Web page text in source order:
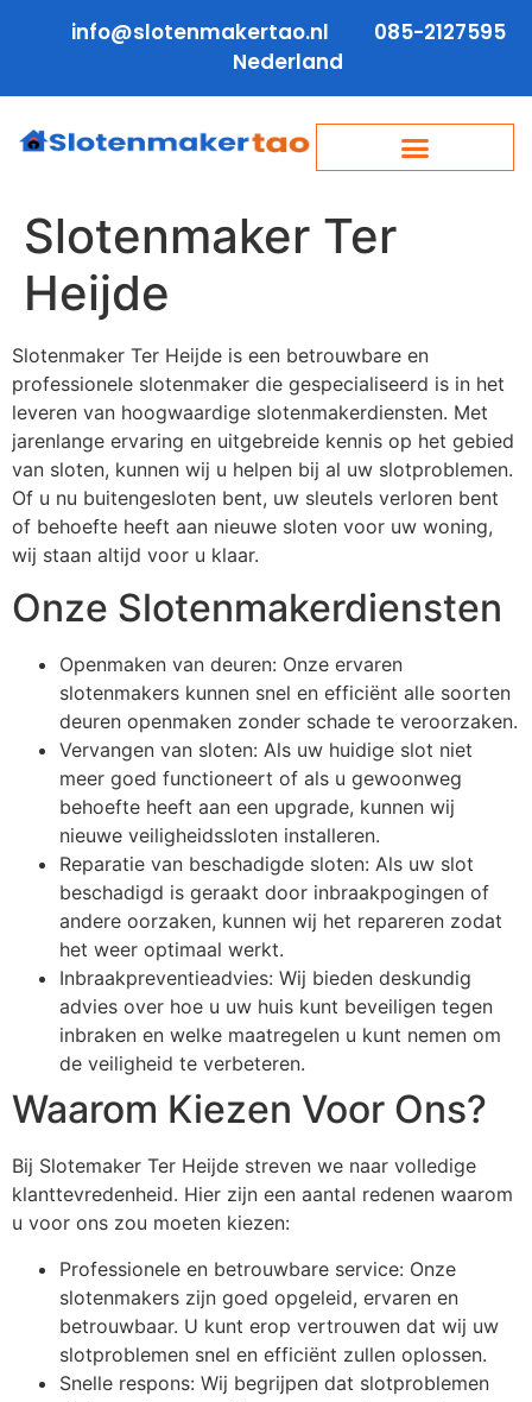
info@slotenmakertao.nl
085-2127595
Nederland
Slotenmaker Ter
Heijde
Slotenmaker Ter Heijde is een betrouwbare en
professionele slotenmaker die gespecialiseerd is in het
leveren van hoogwaardige slotenmakerdiensten. Met
jarenlange ervaring en uitgebreide kennis op het gebied
van sloten, kunnen wij u helpen bij al uw slotproblemen.
Of u nu buitengesloten bent, uw sleutels verloren bent
of behoefte heeft aan nieuwe sloten voor uw woning,
wij staan altijd voor u klaar.
Onze Slotenmakerdiensten
Openmaken van deuren: Onze ervaren
slotenmakers kunnen snel en efficiënt alle soorten
deuren openmaken zonder schade te veroorzaken.
Vervangen van sloten: Als uw huidige slot niet
meer goed functioneert of als u gewoonweg
behoefte heeft aan een upgrade, kunnen wij
nieuwe veiligheidssloten installeren.
Reparatie van beschadigde sloten: Als uw slot
beschadigd is geraakt door inbraakpogingen of
andere oorzaken, kunnen wij het repareren zodat
het weer optimaal werkt.
Inbraakpreventieadvies: Wij bieden deskundig
advies over hoe u uw huis kunt beveiligen tegen
inbraken en welke maatregelen u kunt nemen om
de veiligheid te verbeteren.
Waarom Kiezen Voor Ons?
Bij Slotemaker Ter Heijde streven we naar volledige
klanttevredenheid. Hier zijn een aantal redenen waarom
u voor ons zou moeten kiezen:
Professionele en betrouwbare service: Onze
slotenmakers zijn goed opgeleid, ervaren en
betrouwbaar. U kunt erop vertrouwen dat wij uw
slotproblemen snel en efficiënt zullen oplossen.
Snelle respons: Wij begrijpen dat slotproblemen